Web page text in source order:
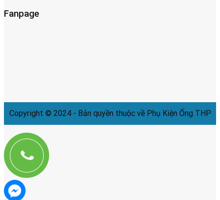
Fanpage
Copyright © 2024 - Bản quyền thuộc về Phụ Kiện Ống THP